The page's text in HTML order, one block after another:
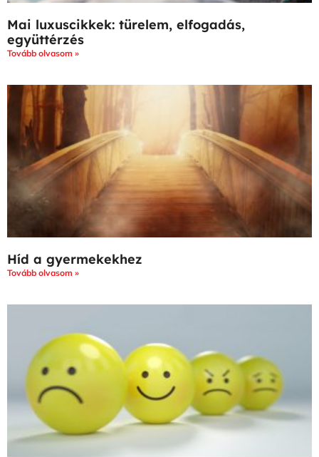
Mai luxuscikkek: türelem, elfogadás,
együttérzés
Tovább olvasom »
Híd a gyermekekhez
Tovább olvasom »